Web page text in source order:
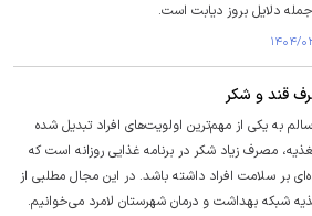
دلایل بروز دیابت است.
قند و شکر
به یکی از مهم‌ترین اولویت‌های افراد تبدیل شده
مصرف زیاد شکر در برنامه غذایی روزانه است که
بر سلامت افراد داشته باشد. در این مجال مطلبی از
شبکه بهداشت و درمان شهرستان لامرد می‌خوانیم.